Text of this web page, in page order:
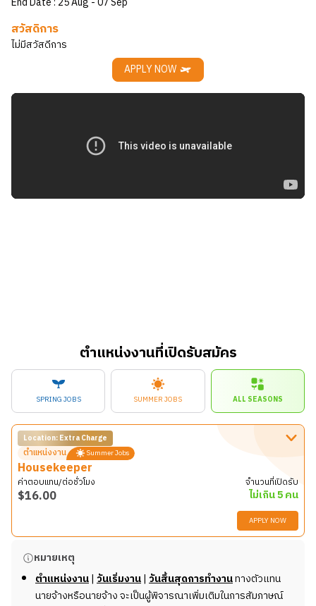
สวัสดิการ
ไม่มีสวัสดีการ
APPLY NOW
ตำแหน่งงานที่เปิดรับสมัคร
SPRING JOBS SUMMER JOBS ALL SEASONS
Location: Extra Charge
ตำแหน่งงาน Summer Jobs
Housekeeper
ค่าตอบแทน/ต่อชั่วโมง
$16.00
จำนวนที่เปิดรับ
ไม่เกิน 5 คน
APPLY NOW
รายละเอียดงาน
รบกวนสอบถามข้อมูลเพิ่มเติมกับทีมงาน New Step
หมายเหตุ
ตำแหน่งงาน| วันเริ่มงาน| วันสิ้นสุดการทำงานทางตัวแทน
นายจ้างหรือนายจ้าง จะเป็นผู้พิจารณาเพิ่มเติมในการสัมภาษณ์